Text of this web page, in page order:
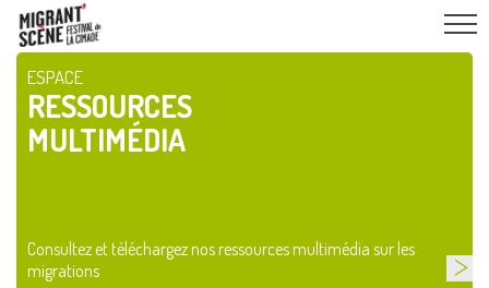
ESPACE
RESSOURCES
MULTIMÉDIA
Consultez et téléchargez nos ressources multimédia sur les
migrations